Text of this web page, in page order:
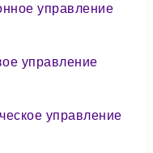
управление
управление
управление